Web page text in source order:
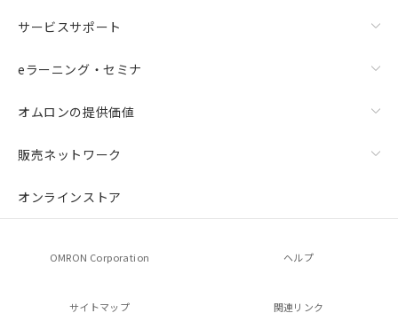
サービスサポート
eラーニング・セミナ
オムロンの提供価値
販売ネットワーク
オンラインストア
OMRON Corporation ヘルプ
サイトマップ 関連リンク